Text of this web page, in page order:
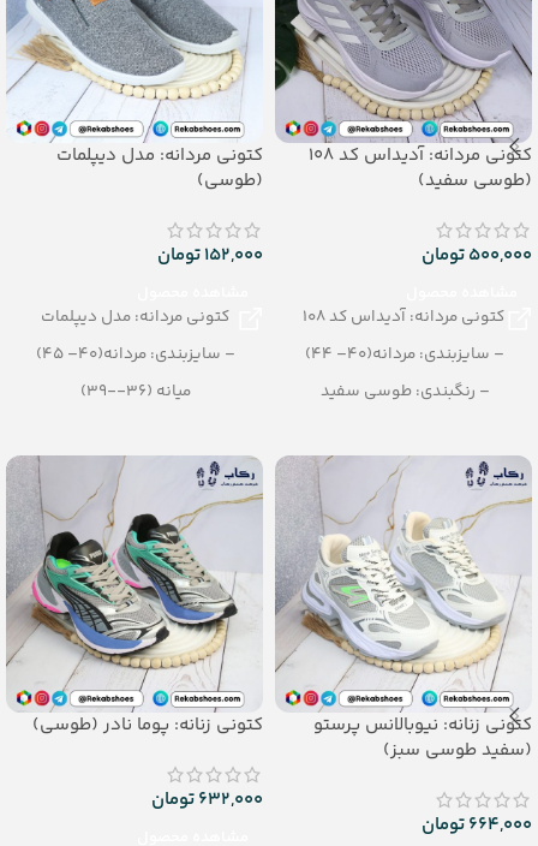
کتونی مردانه: آدیداس کد 108
(طوسی سفید)
500,000تومان
کتونی مردانه: آدیداس کد 108
– سایزبندی: مردانه(40– 44)
– رنگبندی: طوسی سفید
کتونی مردانه: مدل دیپلمات
(طوسی)
152,000تومان
کتونی مردانه: مدل دیپلمات
– سایزبندی: مردانه(40– 45)
میانه (36--39)
– تعداد در کارتن: 12 جفت
_جنس: پی یو تزریقی
کتونی زنانه: نیوبالانس پرستو
(سفید طوسی سبز)
664,000تومان
کتونی زنانه: پوما نادر (طوسی)
632,000تومان